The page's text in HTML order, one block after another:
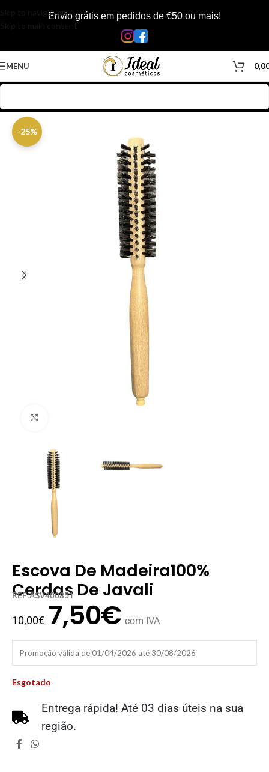
Skip to navigationEnvio grátis em pedidos de €50 ou mais!
MENU
-25%
Escova De Madeira100%
Cerdas De Javali
REF:ASV400851
10,00€ 7,50€ com IVA
Promoção válida de 01/04/2026 até 30/08/2026
Esgotado
Entrega rápida! Até 03 dias úteis na sua
região.